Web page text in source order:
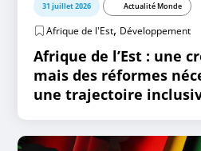
31 juillet 2026 Actualité Monde
Afrique de l'Est, Développement
Afrique de l’Est : une
mais des réformes
une trajectoire